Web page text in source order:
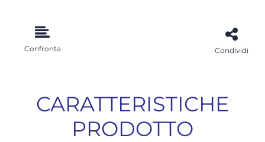
Confronta Condividi
CARATTERISTICHE
PRODOTTO